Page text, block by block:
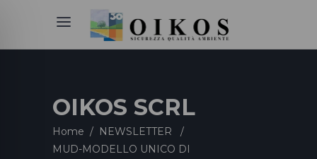
OIKOS SCRL
Home / NEWSLETTER
/
MUD-MODELLO UNICO DI